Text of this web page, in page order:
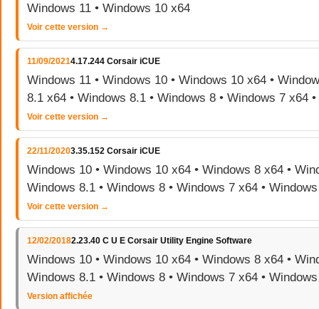
Windows 11 • Windows 10 x64
Voir cette version →
11/09/20214.17.244 Corsair iCUE
Windows 11 • Windows 10 • Windows 10 x64 •
8.1 x64 • Windows 8.1 • Windows 8 • Windows 7 x64
Voir cette version →
22/11/20203.35.152 Corsair iCUE
Windows 10 • Windows 10 x64 • Windows 8 x64 •
Windows 8.1 • Windows 8 • Windows 7 x64 •
Voir cette version →
12/02/20182.23.40 C U E Corsair Utility Engine Software
Windows 10 • Windows 10 x64 • Windows 8 x64 •
Windows 8.1 • Windows 8 • Windows 7 x64 •
Version affichée